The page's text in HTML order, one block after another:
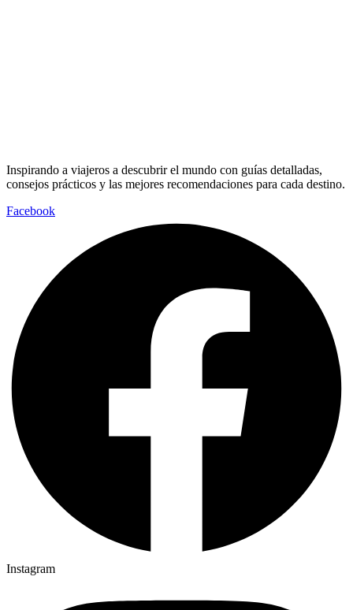
Inspirando a viajeros a descubrir el mundo con guías detalladas,
consejos prácticos y las mejores recomendaciones para cada destino.
Facebook
Instagram